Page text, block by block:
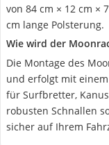
von 84 cm × 12 cm ×
cm lange Polsterung.
Wie wird der
Die Montage des
und erfolgt mit
für Surfbretter,
robusten Schnallen
sicher auf Ihrem